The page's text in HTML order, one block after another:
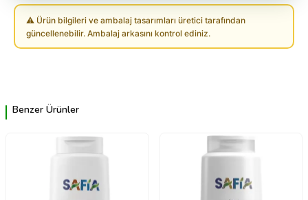
⚠ Ürün bilgileri ve ambalaj tasarımları üretici tarafından
güncellenebilir. Ambalaj arkasını kontrol ediniz.
Benzer Ürünler